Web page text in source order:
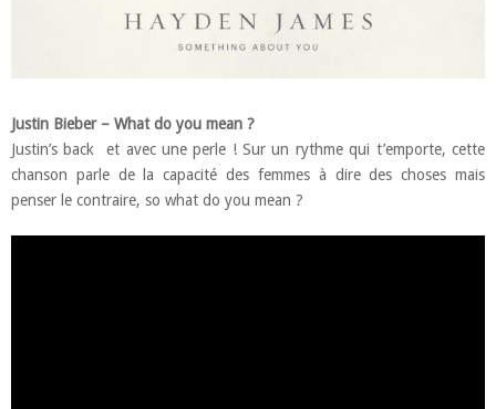
Justin Bieber – What do you mean ?
Justin’s back et avec une perle ! Sur un rythme qui t’emporte, cette
chanson parle de la capacité des femmes à dire des choses mais
penser le contraire, so what do you mean ?